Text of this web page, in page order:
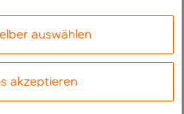
auswählen
akzeptieren